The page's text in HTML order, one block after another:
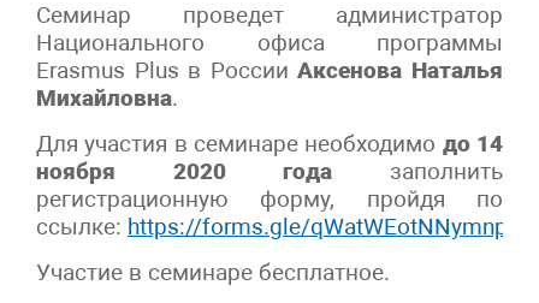
Семинар проведет администратор
Национального офиса программы
Erasmus Plus в РоссииАксенова Наталья
Михайловна.
Для участия в семинаре необходимо до 14
ноября 2020 года заполнить
регистрационную форму, пройдя по
ссылке: https://forms.gle/
Участие в семинаре бесплатное.